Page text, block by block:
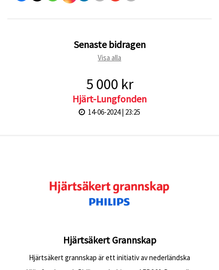
Senaste bidragen
Visa alla
5 000 kr
Hjärt-Lungfonden
14-06-2024 | 23:25
Hjärtsäkert Grannskap
Hjärtsäkert grannskap är ett initiativ av nederländska